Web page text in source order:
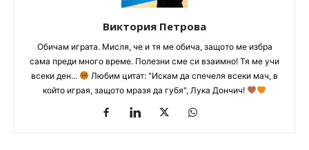
Виктория Петрова
Обичам играта. Мисля, че и тя ме обича, защото ме избра
сама преди много време. Полезни сме си взаимно! Тя ме учи
всеки ден...
Любим цитат: "Искам да спечеля всеки мач, в
който играя, защото мразя да губя", Лука Дончич!